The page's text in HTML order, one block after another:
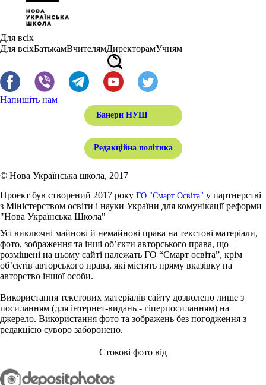
Для всіх
Для всіхБатькамВчителямДиректорамУчням
Напишіть нам
Банери НУШ
Редакційна політика
© Нова Українська школа, 2017
Проект був створений 2017 року ГО "Смарт Освіта" у партнерстві
з Міністерством освіти і науки України для комунікації реформи
"Нова Українська Школа"
Усі виключні майнові й немайнові права на текстові матеріали,
фото, зображення та інші об’єкти авторського права, що
розміщені на цьому сайті належать ГО “Смарт освіта”, крім
об’єктів авторського права, які містять пряму вказівку на
авторство іншої особи.
Використання текстових матеріалів сайту дозволено лише з
посиланням (для інтернет-видань - гіперпосиланням) на
джерело. Використання фото та зображень без погодження з
редакцією суворо заборонено.
Стокові фото від